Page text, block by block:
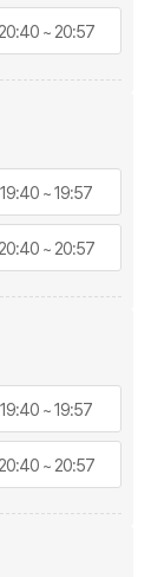
20:40 ~ 20:57
19:40 ~ 19:57
20:40 ~ 20:57
19:40 ~ 19:57
20:40 ~ 20:57